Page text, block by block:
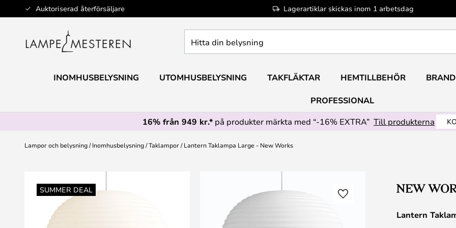
Auktoriserad återförsäljare Lagerartiklar skickas inom 1 arbetsdag
Hoppa
till
din
INOMHUSBELYSNING UTOMHUSBELYSNING TAKFLÄKTAR HEMTILLBEHÖR
PROFESSIONAL
16% från 949 kr.* på produkter märkta med “-16% EXTRA” Till produkterna
Lampor och belysning Inomhusbelysning Taklampor Lantern Taklampa Large - New Works
SUMMER DEAL
Lantern